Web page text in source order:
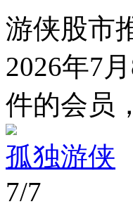
游侠股市
2026年7
件的会员
孤独游侠
7/7